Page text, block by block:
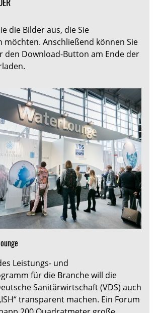
die Bilder aus, die Sie
möchten. Anschließend können Sie
den Download-Button am Ende der
Leistungs- und
für die Branche will die
Sanitärwirtschaft (VDS) auch
transparent machen. Ein Forum